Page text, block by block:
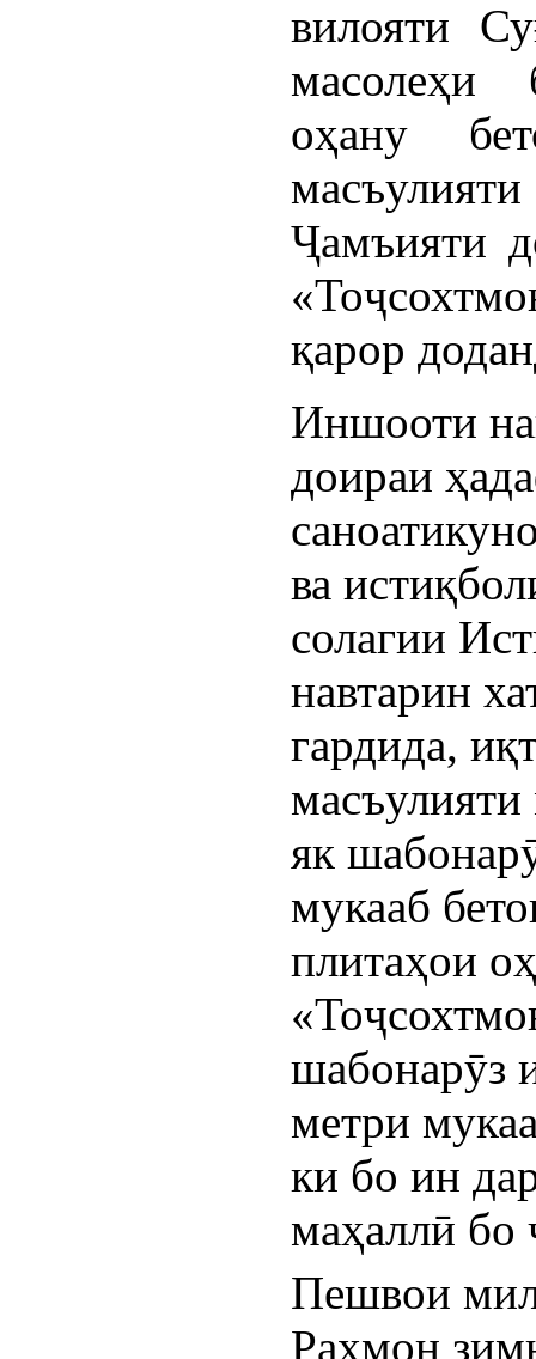
вилояти
масолеҳи
оҳану
Ҷамъияти
қарор
Иншооти
доираи
ва
солагии
навтарин
гардида,
як
мукааб
плитаҳои
шабонарӯз
метри
ки бо ин
маҳаллӣ бо
Пешвои
Раҳмон